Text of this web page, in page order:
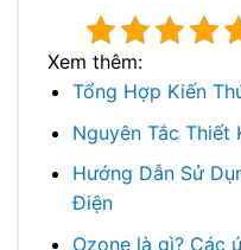
Xem thêm:
Tổng Hợp Kiến
Nguyên Tắc Thiết
Hướng Dẫn Sử
Điện
Ozone là gì? Các